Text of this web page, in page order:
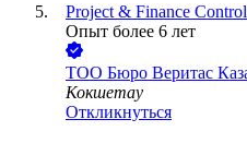
Project & Finance
Опыт более 6 лет
ТОО Бюро Веритас
Кокшетау
Откликнуться